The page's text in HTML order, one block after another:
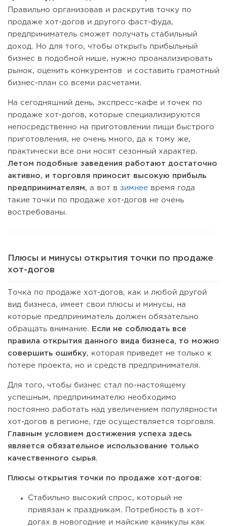
Правильно организовав и раскрутив точку по
продаже хот-догов и другого фаст-фуда,
предприниматель сможет получать стабильный
доход. Но для того, чтобы открыть прибыльный
бизнес в подобной нише, нужно проанализировать
рынок, оценить конкурентов и составить грамотный
бизнес-план со всеми расчетами.
На сегодняшний день, экспресс-кафе и точек по
продаже хот-догов, которые специализируются
непосредственно на приготовлении пищи быстрого
приготовления, не очень много, да к тому же,
практически все они носят сезонный характер.
Летом подобные заведения работают достаточно
активно, и торговля приносит высокую прибыль
предпринимателям, а вот в зимнее время года
такие точки по продаже хот-догов не очень
востребованы.
Плюсы и минусы открытия точки по продаже
хот-догов
Точка по продаже хот-догов, как и любой другой
вид бизнеса, имеет свои плюсы и минусы, на
которые предприниматель должен обязательно
обращать внимание.
Если не соблюдать все
правила открытия данного вида бизнеса, то можно
совершить ошибку, которая приведет не только к
потере проекта, но и средств предпринимателя.
Для того, чтобы бизнес стал по-настоящему
успешным, предпринимателю необходимо
постоянно работать над увеличением популярности
хот-догов в регионе, где осуществляется торговля.
Главным условием достижения успеха здесь
является обязательное использование только
качественного сырья.
Плюсы открытия точки по продаже хот-догов:
Стабильно высокий спрос, который не
привязан к праздникам. Потребность в хот-
догах в новогодние и майские каникулы как